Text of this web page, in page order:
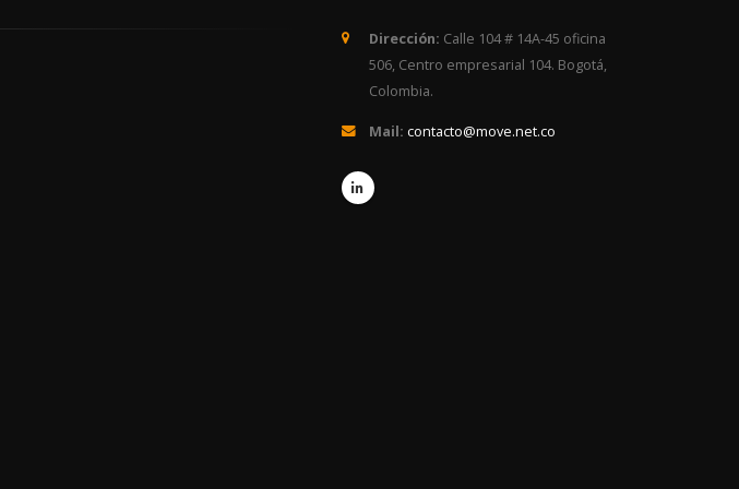
Dirección: Calle 104 # 14A-45 oficina
506, Centro empresarial 104. Bogotá,
Colombia.
Mail: contacto@move.net.co